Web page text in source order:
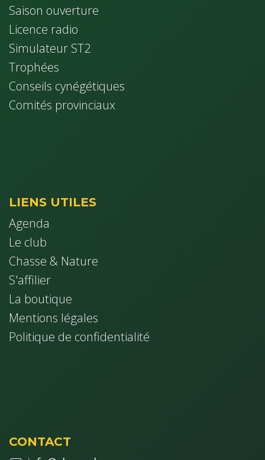
Saison ouverture
Licence radio
Simulateur ST2
Trophées
Conseils cynég​étiques
Comités provinciaux
LIENS UTILES
Agenda
Le club
Chasse & Nature
S'affilier
La boutique
Mentions légales
Politique de confidentialité
CONTACT